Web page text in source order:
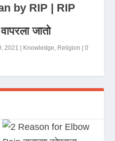
by RIP | RIP
जातो
2021 Knowledge, Religion |0